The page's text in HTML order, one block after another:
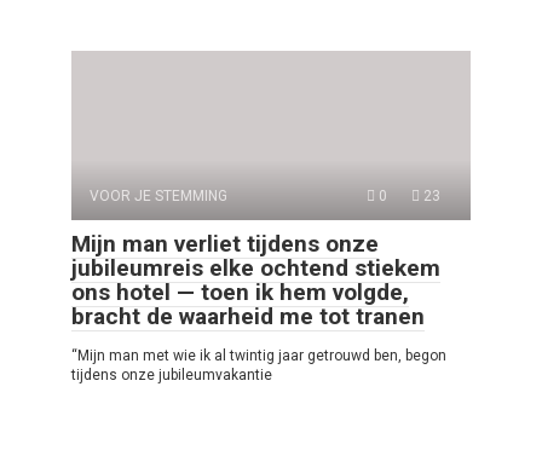
VOOR JE STEMMING 0 23
Mijn man verliet tijdens onze
jubileumreis elke ochtend stiekem
ons hotel — toen ik hem volgde,
bracht de waarheid me tot tranen
“Mijn man met wie ik al twintig jaar getrouwd ben, begon
tijdens onze jubileumvakantie